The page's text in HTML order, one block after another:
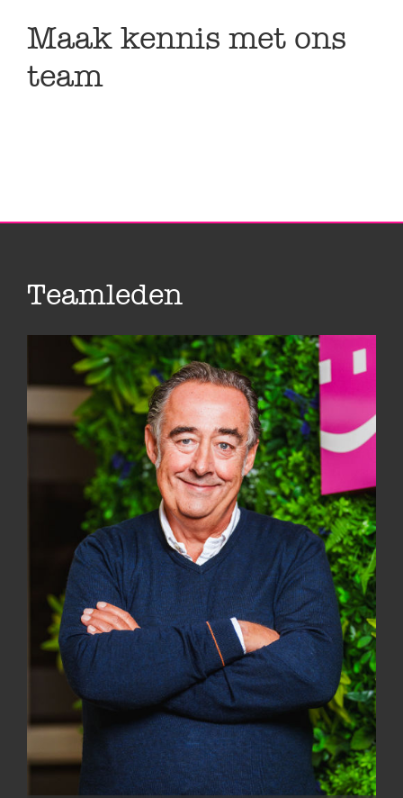
Maak kennis met ons
team
Teamleden